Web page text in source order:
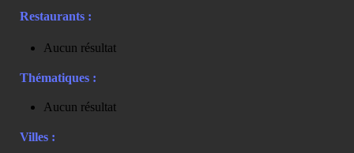
Restaurants :
Aucun résultat
Thématiques :
Aucun résultat
Villes :